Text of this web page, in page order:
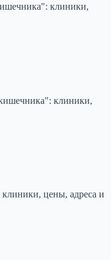
клиники,
клиники,
цены, адреса и